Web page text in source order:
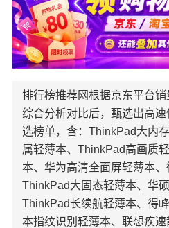
排行榜推荐网根据京东平台销
综合分析对比后，甄选出高
选榜单，含：ThinkPad大内
属轻薄本、ThinkPad高画质
本、华为高清全面屏轻薄本、
ThinkPad大固态轻薄本、华
ThinkPad长续航轻薄本、得
本指纹识别轻薄本、联想疾